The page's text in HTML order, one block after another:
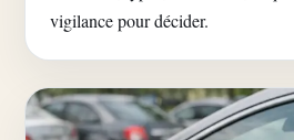
vigilance pour décider.